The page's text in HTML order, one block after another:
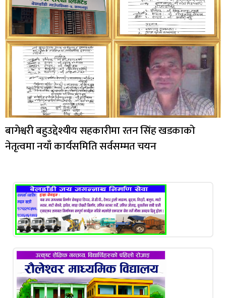
बागेश्वरी बहुउद्देश्यीय सहकारीमा रतन सिंह खडकाको
नेतृत्वमा नयाँ कार्यसमिति सर्वसम्मत चयन